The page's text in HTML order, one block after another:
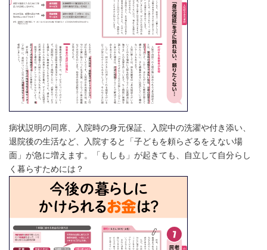
病状説明の同席、入院時の身元保証、入院中の洗濯や付き添い、
退院後の生活など、入院すると「子どもを頼らざるをえない場
面」が急に増えます。「もしも」が起きても、自立して自分らし
く暮らすためには？